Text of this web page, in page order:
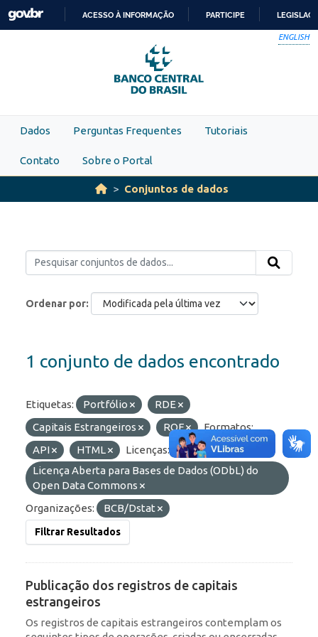
Skip to main content
PARA
O
CONTEÚDO
ACESSO À INFORMAÇÃO PARTICIPE
ENGLISH
Dados Perguntas Frequentes Tutoriais
Contato Sobre o Portal
Conjuntos de dados
Ordenar por
1 conjunto de dados encontrado
Etiquetas: Portfólio
RDE
Capitais Estrangeiros
ROF
Formatos:
API
HTML
Licenças:
Licença Aberta para Bases de Dados (ODbL) do
Open Data Commons
Organizações:
BCB/Dstat
Filtrar Resultados
Publicação dos registros de capitais
estrangeiros
Os registros de capitais estrangeiros contemplam os